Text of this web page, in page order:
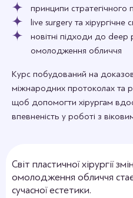
принципи стратегічного
live surgery та хірургічне
новітні підходи до deep
омолодження обличчя
Курс побудований на
міжнародних протоколах та
щоб допомогти хірургам
впевненість у роботі з
Світ пластичної хірургії
омолодження обличчя
сучасної естетики.